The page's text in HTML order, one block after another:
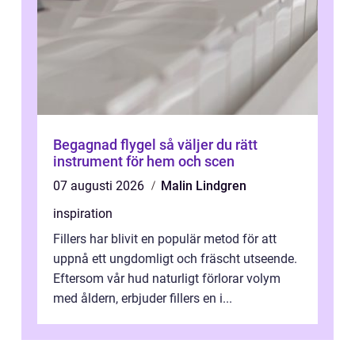
Begagnad flygel så väljer du rätt
instrument för hem och scen
07 augusti 2026
Malin Lindgren
inspiration
Fillers har blivit en populär metod för att
uppnå ett ungdomligt och fräscht utseende.
Eftersom vår hud naturligt förlorar volym
med åldern, erbjuder fillers en i...